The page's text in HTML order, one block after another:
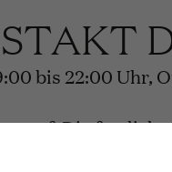
bis 22:00 Uhr,
auf: Die